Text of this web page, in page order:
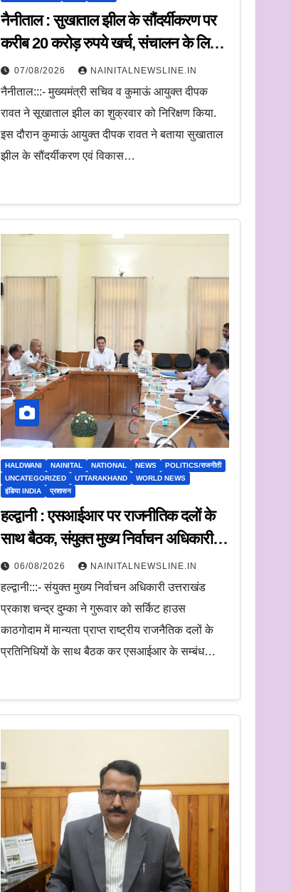
नैनीताल : सुखाताल झील के सौंदर्यीकरण पर
करीब 20 करोड़ रुपये खर्च, संचालन के लिए
संस्था का चयन जल्द
07/08/2026 NAINITALNEWSLINE.IN
नैनीताल:::- मुख्यमंत्री सचिव व कुमाऊं आयुक्त दीपक
रावत ने सूखाताल झील का शुक्रवार को निरिक्षण किया.
इस दौरान कुमाऊं आयुक्त दीपक रावत ने बताया सुखाताल
झील के सौंदर्यीकरण एवं विकास…
HALDWANI NAINITAL NATIONAL NEWS
POLITICS/राजनीती
UNCATEGORIZED
UTTARAKHAND
WORLD NEWS
इंडिया INDIA
प्रशासन
हल्द्वानी : एसआईआर पर राजनीतिक दलों के
साथ बैठक, संयुक्त मुख्य निर्वाचन अधिकारी ने
सुनी आपत्तियां
06/08/2026 NAINITALNEWSLINE.IN
हल्द्वानी:::- संयुक्त मुख्य निर्वाचन अधिकारी उत्तराखंड
प्रकाश चन्द्र दुम्का ने गुरूवार को सर्किट हाउस
काठगोदाम में मान्यता प्राप्त राष्ट्रीय राजनैतिक दलों के
प्रतिनिधियों के साथ बैठक कर एसआईआर के सम्बंध…